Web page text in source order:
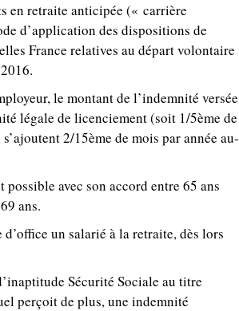
en retraite anticipée (« carrière
d’application des dispositions de
France relatives au départ volontaire
le montant de l’indemnité versée
légale de licenciement (soit 1/5ème de
2/15ème de mois par année au-
avec son accord entre 65 ans
ans.
un salarié à la retraite, dès lors
Sécurité Sociale au titre
perçoit de plus, une indemnité